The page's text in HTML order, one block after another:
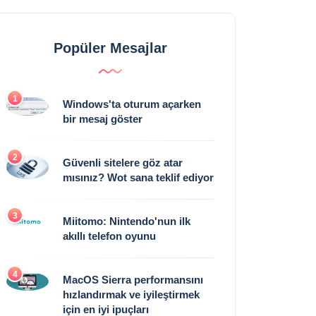
Popüler Mesajlar
1
Windows'ta oturum açarken
bir mesaj göster
2
Güvenli sitelere göz atar
mısınız? Wot sana teklif ediyor
3
Miitomo: Nintendo'nun ilk
akıllı telefon oyunu
4
MacOS Sierra performansını
hızlandırmak ve iyileştirmek
için en iyi ipuçları